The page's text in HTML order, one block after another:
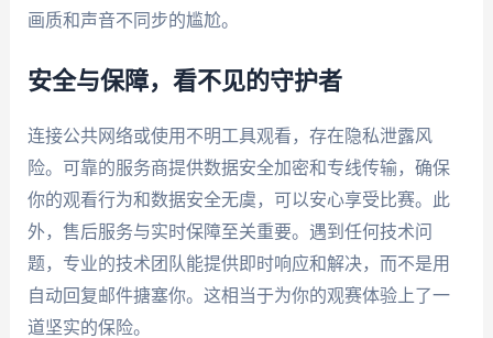
画质和声音不同步的尴尬。
安全与保障，看不见的守护者
连接公共网络或使用不明工具观看，存在隐私泄露风
险。可靠的服务商提供数据安全加密和专线传输，确保
你的观看行为和数据安全无虞，可以安心享受比赛。此
外，售后服务与实时保障至关重要。遇到任何技术问
题，专业的技术团队能提供即时响应和解决，而不是用
自动回复邮件搪塞你。这相当于为你的观赛体验上了一
道坚实的保险。